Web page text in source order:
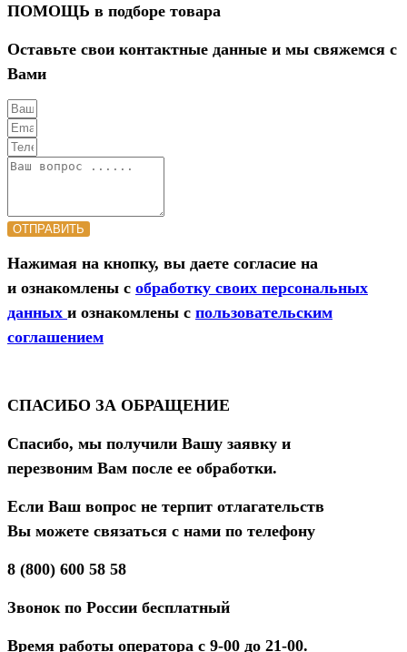
ПОМОЩЬ в подборе товара
Оставьте свои контактные данные и мы свяжемся с
Вами
ОТПРАВИТЬ
Нажимая на кнопку, вы даете согласие на
и ознакомлены с обработку своих персональных
данных и ознакомлены с пользовательским
соглашением
СПАСИБО ЗА ОБРАЩЕНИЕ
Спасибо, мы получили Вашу заявку и
перезвоним Вам после ее обработки.
Если Ваш вопрос не терпит отлагательств
Вы можете связаться с нами по телефону
8 (800) 600 58 58
Звонок по России бесплатный
Время работы оператора с 9-00 до 21-00.